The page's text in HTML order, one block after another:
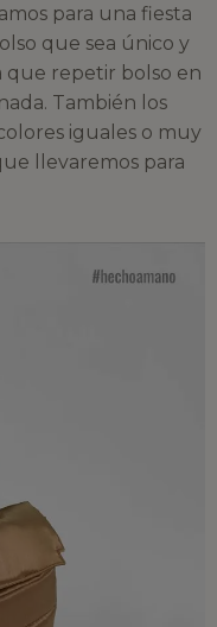
para una fiesta
que sea único y
repetir bolso en
También los
iguales o muy
llevaremos para